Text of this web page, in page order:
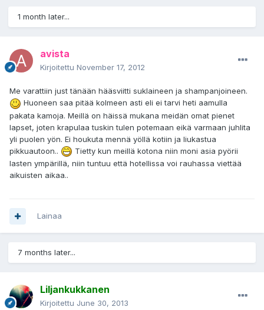
1 month later...
avista
Kirjoitettu November 17, 2012
Me varattiin just tänään hääsviitti suklaineen ja shampanjoineen.
Huoneen saa pitää kolmeen asti eli ei tarvi heti aamulla
pakata kamoja. Meillä on häissä mukana meidän omat pienet
lapset, joten krapulaa tuskin tulen potemaan eikä varmaan juhlita
yli puolen yön. Ei houkuta mennä yöllä kotiin ja liukastua
pikkuautoon..
Tietty kun meillä kotona niin moni asia pyörii
lasten ympärillä, niin tuntuu että hotellissa voi rauhassa viettää
aikuisten aikaa..
Lainaa
7 months later...
Liljankukkanen
Kirjoitettu June 30, 2013